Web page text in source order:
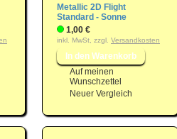
Metallic 2D Flight
Standard - Sonne
1,00 €
inkl. MwSt, zzgl. Versandkosten
Auf meinen
Wunschzettel
Neuer Vergleich